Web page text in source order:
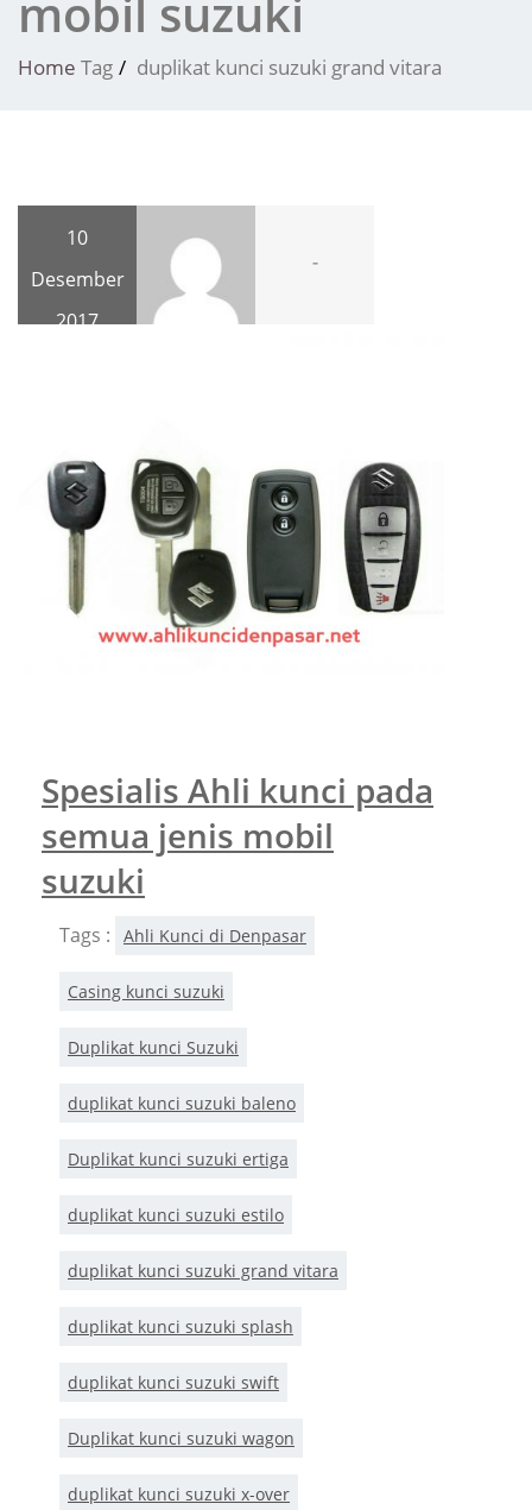
mobil suzuki
Home Tag duplikat kunci suzuki grand vitara
10
Desember
2017
-
Spesialis Ahli kunci pada
semua jenis mobil
suzuki
Tags : Ahli Kunci di Denpasar
Casing kunci suzuki
Duplikat kunci Suzuki
duplikat kunci suzuki baleno
Duplikat kunci suzuki ertiga
duplikat kunci suzuki estilo
duplikat kunci suzuki grand vitara
duplikat kunci suzuki splash
duplikat kunci suzuki swift
Duplikat kunci suzuki wagon
duplikat kunci suzuki x-over